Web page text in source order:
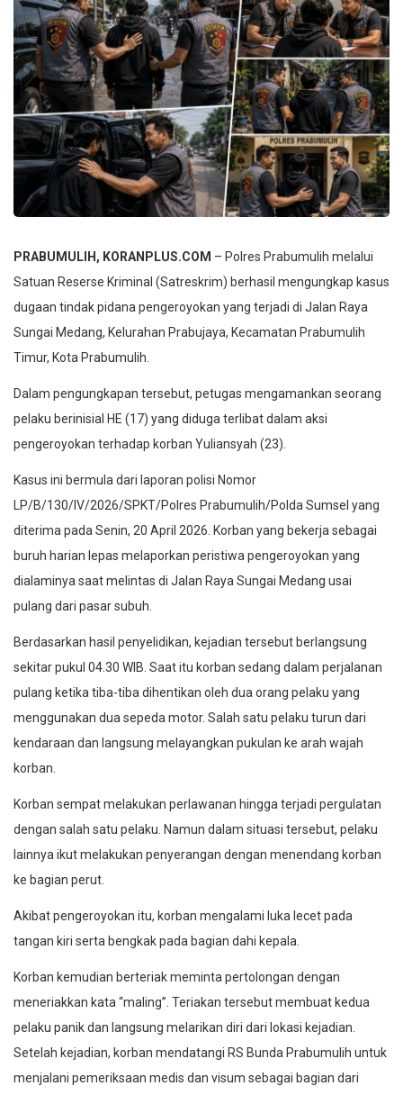
PRABUMULIH, KORANPLUS.COM – Polres Prabumulih melalui
Satuan Reserse Kriminal (Satreskrim) berhasil mengungkap kasus
dugaan tindak pidana pengeroyokan yang terjadi di Jalan Raya
Sungai Medang, Kelurahan Prabujaya, Kecamatan Prabumulih
Timur, Kota Prabumulih.
Dalam pengungkapan tersebut, petugas mengamankan seorang
pelaku berinisial HE (17) yang diduga terlibat dalam aksi
pengeroyokan terhadap korban Yuliansyah (23).
Kasus ini bermula dari laporan polisi Nomor
LP/B/130/IV/2026/SPKT/Polres Prabumulih/Polda Sumsel yang
diterima pada Senin, 20 April 2026. Korban yang bekerja sebagai
buruh harian lepas melaporkan peristiwa pengeroyokan yang
dialaminya saat melintas di Jalan Raya Sungai Medang usai
pulang dari pasar subuh.
Berdasarkan hasil penyelidikan, kejadian tersebut berlangsung
sekitar pukul 04.30 WIB. Saat itu korban sedang dalam perjalanan
pulang ketika tiba-tiba dihentikan oleh dua orang pelaku yang
menggunakan dua sepeda motor. Salah satu pelaku turun dari
kendaraan dan langsung melayangkan pukulan ke arah wajah
korban.
Korban sempat melakukan perlawanan hingga terjadi pergulatan
dengan salah satu pelaku. Namun dalam situasi tersebut, pelaku
lainnya ikut melakukan penyerangan dengan menendang korban
ke bagian perut.
Akibat pengeroyokan itu, korban mengalami luka lecet pada
tangan kiri serta bengkak pada bagian dahi kepala.
Korban kemudian berteriak meminta pertolongan dengan
meneriakkan kata “maling”. Teriakan tersebut membuat kedua
pelaku panik dan langsung melarikan diri dari lokasi kejadian.
Setelah kejadian, korban mendatangi RS Bunda Prabumulih untuk
menjalani pemeriksaan medis dan visum sebagai bagian dari